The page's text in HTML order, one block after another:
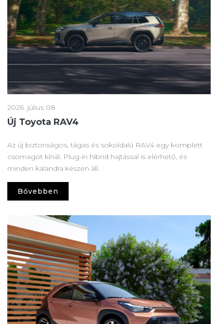
2026. július 08.
Új Toyota RAV4
Az új biztonságos, tágas és sokoldalú RAV4 egy komplett
csomagot kínál. Plug-in hibrid hajtással is elérhető, és
minden kalandra készen áll.
Bővebben